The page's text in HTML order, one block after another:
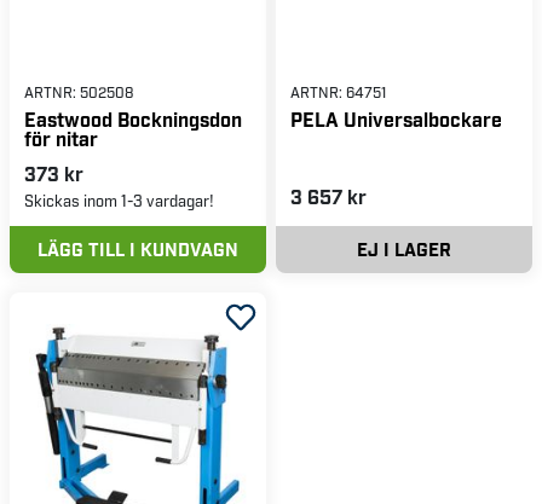
ARTNR: 502508
Eastwood Bockningsdon
för nitar
373 kr
Skickas inom 1-3 vardagar!
LÄGG TILL I KUNDVAGN
ARTNR: 64751
PELA Universalbockare
3 657 kr
EJ I LAGER